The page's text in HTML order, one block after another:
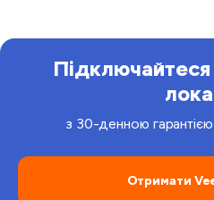
з 30-денною
Отримати